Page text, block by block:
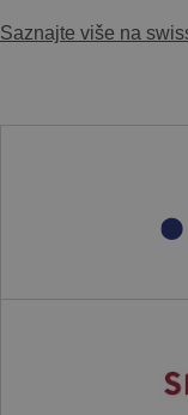
Saznajte više na